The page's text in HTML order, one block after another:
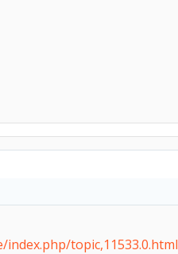
topic,11533.0.html